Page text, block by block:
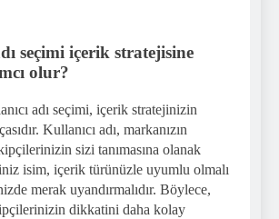
seçimi içerik stratejisine
olur?
adı seçimi, içerik stratejinizin
Kullanıcı adı, markanızın
sizi tanımasına olanak
isim, içerik türünüzle uyumlu olmalı
merak uyandırmalıdır. Böylece,
dikkatini daha kolay